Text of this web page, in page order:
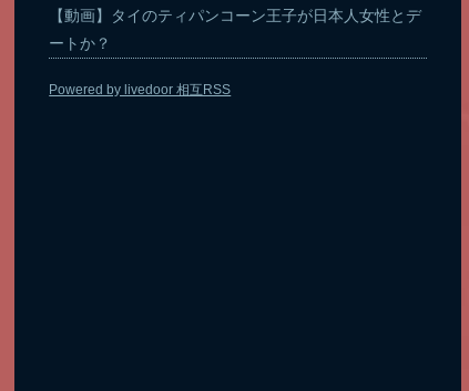
【動画】タイのティパンコーン王子が日本人女性とデ
ートか？
Powered by livedoor 相互RSS